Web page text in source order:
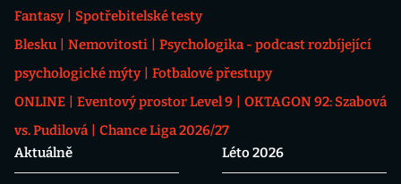
Fantasy
Spotřebitelské testy
Blesku
Nemovitosti
Psychologika - podcast rozbíjející
psychologické mýty
Fotbalové přestupy
ONLINE
Eventový prostor Level 9
OKTAGON 92: Szabová
vs. Pudilová
Chance Liga 2026/27
Aktuálně
Léto 2026